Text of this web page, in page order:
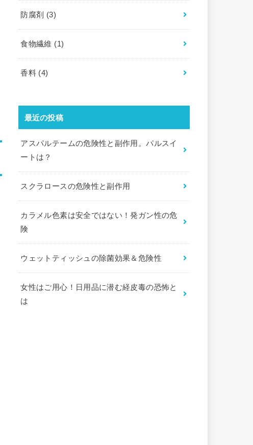
防腐剤 (3)
食物繊維 (1)
香料 (4)
最近の投稿
アスパルテームの危険性と副作用。パルスイ
ートは？
スクラロースの危険性と副作用
カラメル色素は安全ではない！発ガン性の危
険
ウェットティッシュの除菌効果＆危険性
女性はご用心！日用品に潜む経皮毒の恐怖と
は